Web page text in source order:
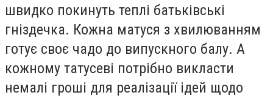
швидко покинуть теплі батьківські
гніздечка. Кожна матуся з хвилюванням
готує своє чадо до випускного балу. А
кожному татусеві потрібно викласти
немалі гроші для реалізації ідей щодо